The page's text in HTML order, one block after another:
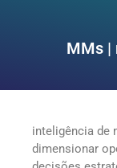
MMs |
inteligência de
dimensionar